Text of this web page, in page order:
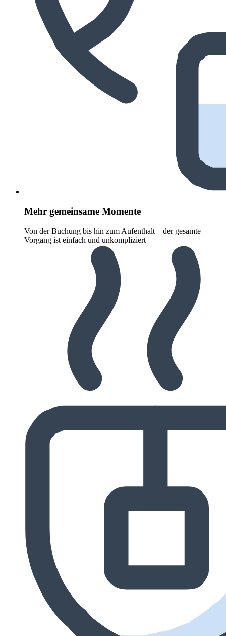
Mehr gemeinsame Momente
Von der Buchung bis hin zum Aufenthalt – der gesamte
Vorgang ist einfach und unkompliziert